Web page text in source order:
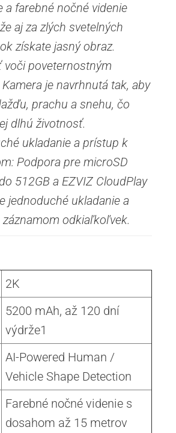
a farebné nočné videnie
aj za zlých svetelných
získate jasný obraz.
voči poveternostným
je navrhnutá tak, aby
prachu a snehu, čo
dlhú životnosť.
ukladanie a prístup k
Podpora pre microSD
512GB a EZVIZ CloudPlay
jednoduché ukladanie a
odkiaľkoľvek.
2K
5200 mAh, až 120 dní
výdrže1
AI-Powered Human /
Vehicle Shape Detection
Farebné nočné videnie s
dosahom až 15 metrov